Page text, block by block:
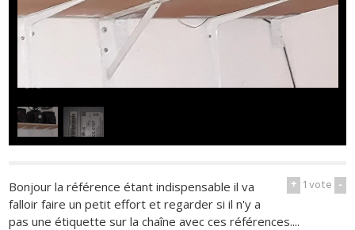
+ 1vote -
Bonjour la référence étant indispensable il va
falloir faire un petit effort et regarder si il n'y a
pas une étiquette sur la chaîne avec ces références....